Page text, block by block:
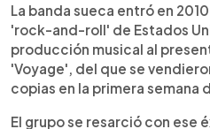
La banda sueca entró en
'rock-and-roll' de Estados
producción musical al
'Voyage', del que se
copias en la primera semana
El grupo se resarció con ese